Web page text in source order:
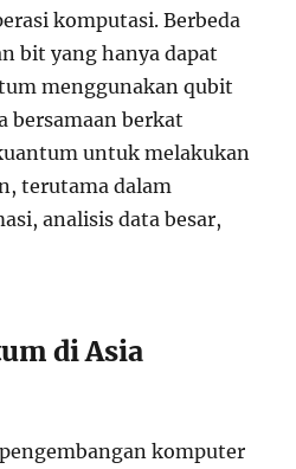
komputasi. Berbeda
bit yang hanya dapat
menggunakan qubit
bersamaan berkat
untuk melakukan
terutama dalam
analisis data besar,
di Asia
komputer